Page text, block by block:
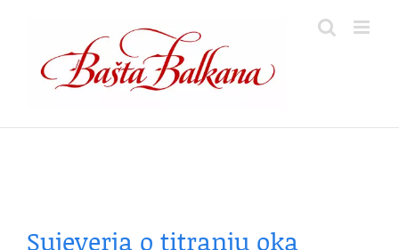
content
Sujeverja o titranju oka